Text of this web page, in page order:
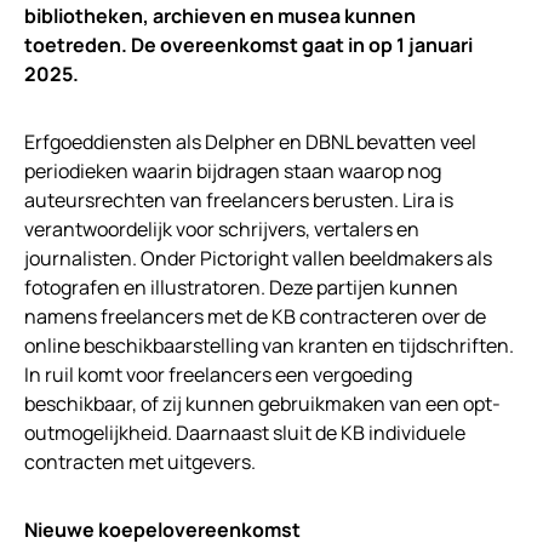
bibliotheken, archieven en musea kunnen
toetreden. De overeenkomst gaat in op 1 januari
2025.
Erfgoeddiensten als Delpher en DBNL bevatten veel
periodieken waarin bijdragen staan waarop nog
auteursrechten van freelancers berusten. Lira is
verantwoordelijk voor schrijvers, vertalers en
journalisten. Onder Pictoright vallen beeldmakers als
fotografen en illustratoren. Deze partijen kunnen
namens freelancers met de KB contracteren over de
online beschikbaarstelling van kranten en tijdschriften.
In ruil komt voor freelancers een vergoeding
beschikbaar, of zij kunnen gebruikmaken van een opt-
outmogelijkheid. Daarnaast sluit de KB individuele
contracten met uitgevers.
Nieuwe koepelovereenkomst